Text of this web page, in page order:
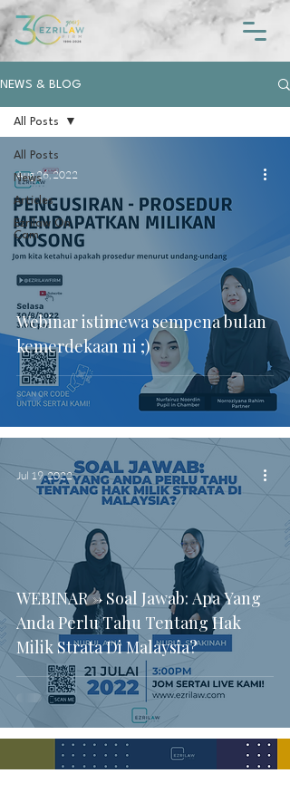
NEWS & BLOG
All Posts
News
Articles
Ezrilaw On
Cam
All Posts
Webinar istimewa sempena bulan
kemerdekaan ni ;)
Aug 26, 2022
WEBINAR -> Soal Jawab: Apa Yang
Anda Perlu Tahu Tentang Hak
Milik Strata Di Malaysia?
Jul 19, 2022